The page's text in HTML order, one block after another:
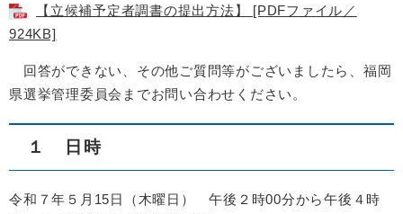
【立候補予定者調書の提出方法】 [PDFファイル／
924KB]
回答ができない、その他ご質問等がございましたら、福岡
県選挙管理委員会までお問い合わせください。
１ 日時
令和７年５月15日（木曜日） 午後２時00分から午後４時